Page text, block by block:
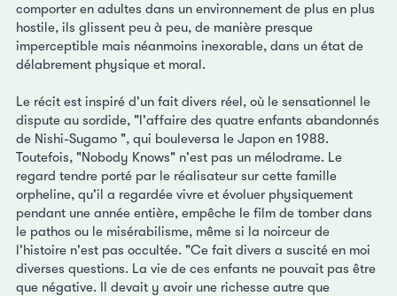
comporter en adultes dans un environnement de plus en plus
hostile, ils glissent peu à peu, de manière presque
imperceptible mais néanmoins inexorable, dans un état de
délabrement physique et moral.
Le récit est inspiré d'un fait divers réel, où le sensationnel le
dispute au sordide, "l'affaire des quatre enfants abandonnés
de Nishi-Sugamo ", qui bouleversa le Japon en 1988.
Toutefois, "Nobody Knows" n'est pas un mélodrame. Le
regard tendre porté par le réalisateur sur cette famille
orpheline, qu'il a regardée vivre et évoluer physiquement
pendant une année entière, empêche le film de tomber dans
le pathos ou le misérabilisme, même si la noirceur de
l'histoire n'est pas occultée. "Ce fait divers a suscité en moi
diverses questions. La vie de ces enfants ne pouvait pas être
que négative. Il devait y avoir une richesse autre que